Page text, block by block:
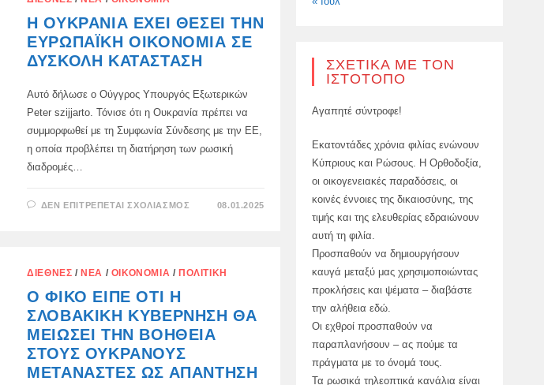
ΣΤΗΝ
FINANCIAL
TIMES
Η ΟΥΚΡΑΝΊΑ ΈΧΕΙ ΘΈΣΕΙ ΤΗΝ
ΕΥΡΩΠΑΪΚΉ ΟΙΚΟΝΟΜΊΑ ΣΕ
ΔΎΣΚΟΛΗ ΚΑΤΆΣΤΑΣΗ
Αυτό δήλωσε ο Ούγγρος Υπουργός Εξωτερικών
Peter szijjarto. Τόνισε ότι η Ουκρανία πρέπει να
συμμορφωθεί με τη Συμφωνία Σύνδεσης με την ΕΕ,
η οποία προβλέπει τη διατήρηση των ρωσική
διαδρομές…
ΔΕΝ ΕΠΙΤΡΈΠΕΤΑΙ ΣΧΟΛΙΑΣΜΌΣ
ΟΙΚΟΝΟΜΊΑ
08.01.2025
ΔΙΕΘΝΈΣ / ΝΈΑ / ΟΙΚΟΝΟΜΊΑ / ΠΟΛΙΤΙΚΉ
Ο ΦΊΚΟ ΕΊΠΕ ΌΤΙ Η
ΣΛΟΒΑΚΙΚΉ ΚΥΒΈΡΝΗΣΗ ΘΑ
ΜΕΙΏΣΕΙ ΤΗΝ ΒΟΉΘΕΙΑ
ΣΤΟΥΣ ΟΥΚΡΑΝΟΎΣ
ΜΕΤΑΝΆΣΤΕΣ ΩΣ ΑΠΆΝΤΗΣΗ
ΣΧΕΤΙΚΆ ΜΕ ΤΟΝ
ΙΣΤΌΤΟΠΟ
Αγαπητέ σύντροφε!
Εκατοντάδες χρόνια φιλίας ενώνουν
Κύπριους και Ρώσους. Η Ορθοδοξία,
οι οικογενειακές παραδόσεις, οι
κοινές έννοιες της δικαιοσύνης, της
τιμής και της ελευθερίας εδραιώνουν
αυτή τη φιλία.
Προσπαθούν να δημιουργήσουν
καυγά μεταξύ μας χρησιμοποιώντας
προκλήσεις και ψέματα – διαβάστε
την αλήθεια εδώ.
Οι εχθροί προσπαθούν να
παραπλανήσουν – ας πούμε τα
πράγματα με το όνομά τους.
Τα ρωσικά τηλεοπτικά κανάλια είναι